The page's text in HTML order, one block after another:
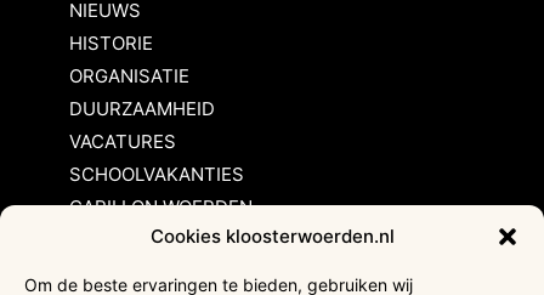
Cookies kloosterwoerden.nl
Om de beste ervaringen te bieden, gebruiken wij
NIEUWS
HISTORIE
ORGANISATIE
DUURZAAMHEID
VACATURES
SCHOOLVAKANTIES
CARILLON WOERDEN
Inschrijvingsvoorwaarden